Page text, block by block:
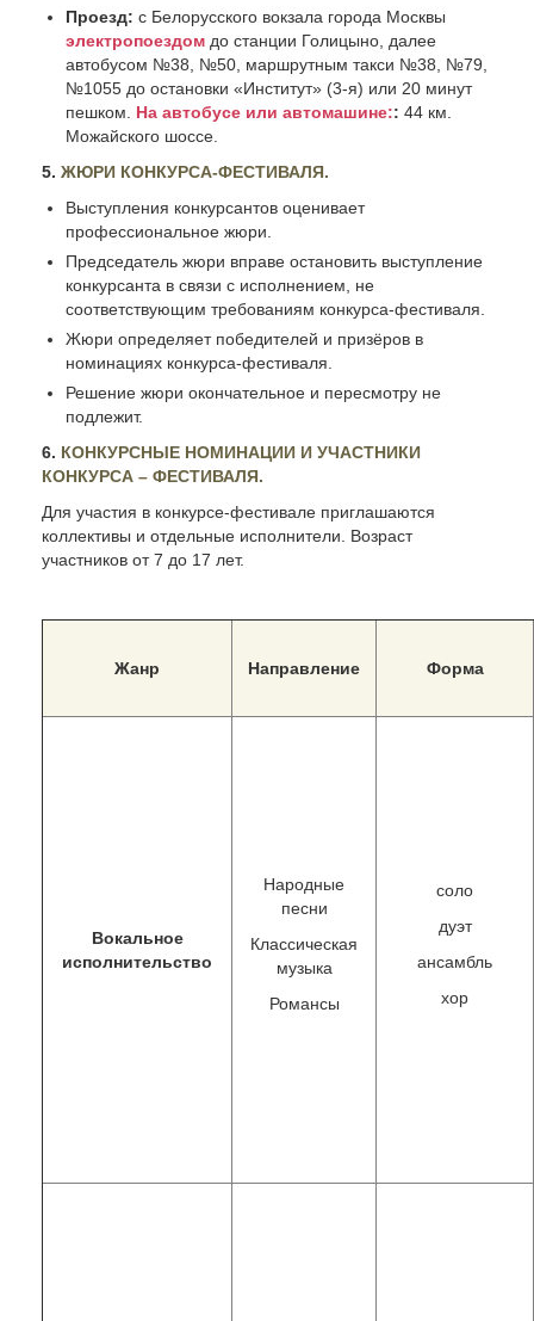
Проезд: с Белорусского вокзала города Москвы
электропоездом до станции Голицыно, далее
автобусом №38, №50, маршрутным такси №38, №79,
№1055 до остановки «Институт» (3-я) или 20 минут
пешком.
На автобусе или автомашине:: 44 км.
Можайского шоссе.
5. ЖЮРИ КОНКУРСА-ФЕСТИВАЛЯ.
Выступления конкурсантов оценивает
профессиональное жюри.
Председатель жюри вправе остановить выступление
конкурсанта в связи с исполнением, не
соответствующим требованиям конкурса-фестиваля.
Жюри определяет победителей и призёров в
номинациях конкурса-фестиваля.
Решение жюри окончательное и пересмотру не
подлежит.
6. КОНКУРСНЫЕ НОМИНАЦИИ И УЧАСТНИКИ
КОНКУРСА – ФЕСТИВАЛЯ.
Для участия в конкурсе-фестивале приглашаются
коллективы и отдельные исполнители. Возраст
участников от 7 до 17 лет.
Жанр Направление Форма
Вокальное
исполнительство
Народные
песни
Классическая
музыка
Романсы
соло
дуэт
ансамбль
хор